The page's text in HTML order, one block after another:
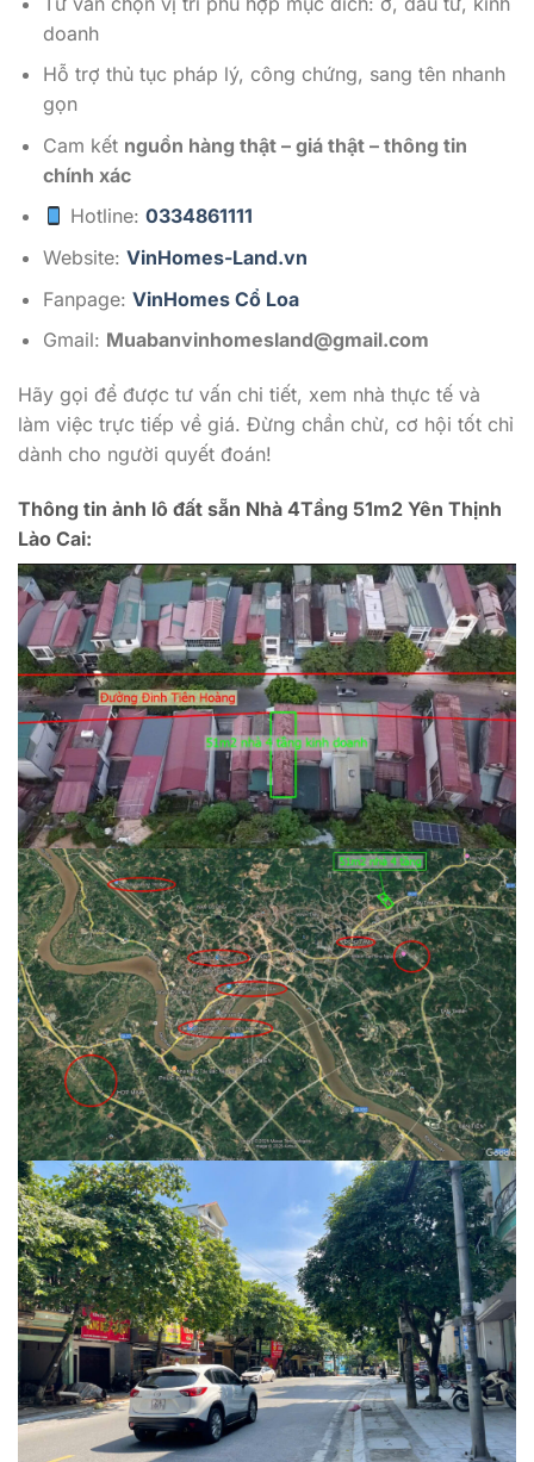
doanh
Hỗ trợ thủ tục pháp lý, công chứng, sang tên nhanh
gọn
Cam kết nguồn hàng thật – giá thật – thông tin
chính xác
Hotline:0334861111
Website: VinHomes-Land.vn
Fanpage: VinHomes Cổ Loa
Gmail: Muabanvinhomesland@gmail.com
Hãy gọi để được tư vấn chi tiết, xem nhà thực tế và
làm việc trực tiếp về giá. Đừng chần chừ, cơ hội tốt chỉ
dành cho người quyết đoán!
Thông tin ảnh lô đất sẵn Nhà 4Tầng 51m2 Yên Thịnh
Lào Cai: